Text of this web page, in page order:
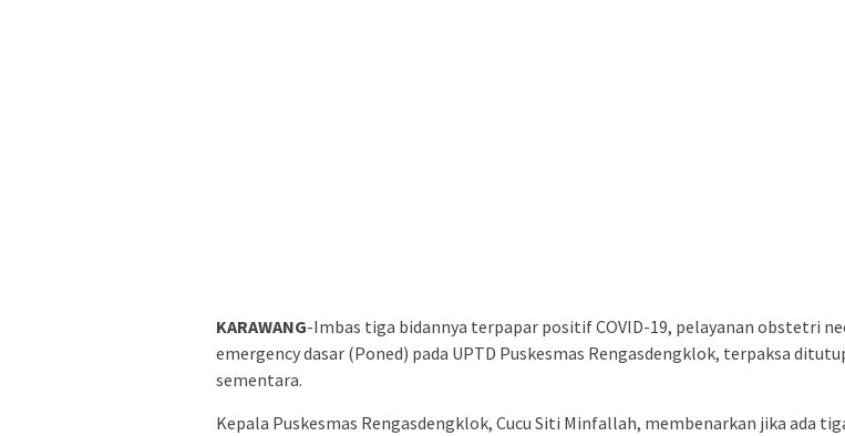
KARAWANG-Imbas tiga bidannya terpapar positif COVID-19, pelayanan obstetri
emergency dasar (Poned) pada UPTD Puskesmas Rengasdengklok, terpaksa
sementara.
Kepala Puskesmas Rengasdengklok, Cucu Siti Minfallah, membenarkan jika ada